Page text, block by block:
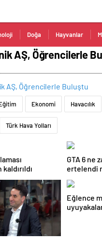
Doğa Hayvanlar
AŞ, Öğrencilerle
Ekonomi Havacılık
Türk Hava Yolları
GTA 6 ne
ertelendi
Games’ten
tarihi
Eğlence